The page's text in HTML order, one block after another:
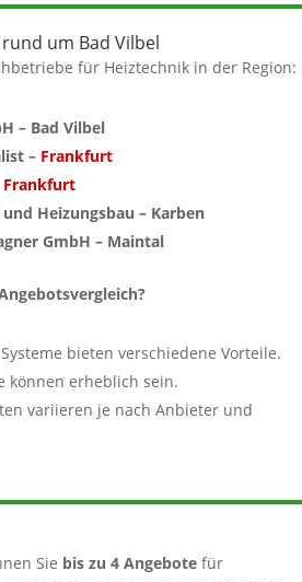
um Bad Vilbel
für Heiztechnik in der Region:
– Bad Vilbel
– Frankfurt
Frankfurt
und Heizungsbau – Karben
GmbH – Maintal
bieten verschiedene Vorteile.
können erheblich sein.
variieren je nach Anbieter und
Sie bis zu 4 Angebote für